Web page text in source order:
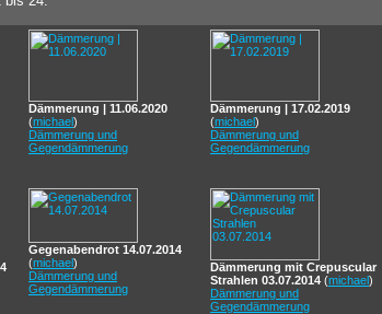
Dämmerung | 11.06.2020
(michael)
Dämmerung und
Gegendämmerung
Dämmerung | 17.02.2019
(michael)
Dämmerung und
Gegendämmerung
Gegenabendrot 14.07.2014
(michael)
Dämmerung und
Gegendämmerung
Dämmerung mit Crepuscular
Strahlen 03.07.2014 (michael)
Dämmerung und
Gegendämmerung